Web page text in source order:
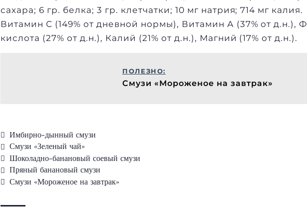
сахара; 6 гр. белка; 3 гр. клетчатки; 10 мг натрия; 714 мг калия.
Витамин С (149% от дневной нормы), Витамин А (37% от д.н.),
кислота (27% от д.н.), Калий (21% от д.н.), Магний (17% от д.н.).
ПОЛЕЗНО:
Смузи «Мороженое на завтрак»
Имбирно-дынный смузи
Смузи «Зеленый чай»
Шоколадно-банановый соевый смузи
Пряный банановый смузи
Смузи «Мороженое на завтрак»